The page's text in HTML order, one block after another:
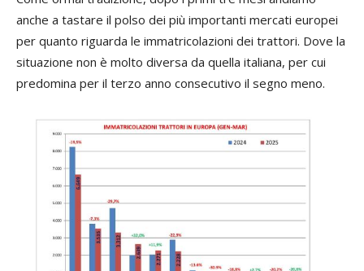
anche a tastare il polso dei più importanti mercati europei
per quanto riguarda le immatricolazioni dei trattori. Dove la
situazione non è molto diversa da quella italiana, per cui
predomina per il terzo anno consecutivo il segno meno.